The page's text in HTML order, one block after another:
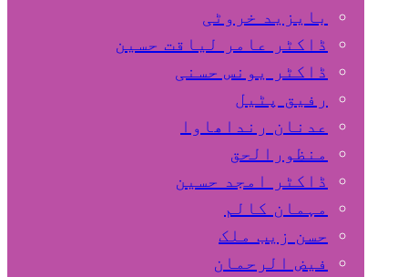
بایزید خروٹی
ڈاکٹر عامر لیاقت حسین
ڈاکٹر یونس حسنی
رفیق پٹیل
عدنان رنداھاوا
منظورالحق
ڈاکٹر امجد حسین
مہمان کالم
حسن زیب ملک
فیض الرحمان